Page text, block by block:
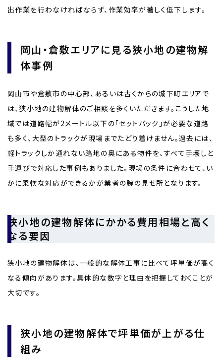
出作業を行わなければならず、作業効率が著しく低下します。
岡山・倉敷エリアに見る狭小地の建物解
体事例
岡山市や倉敷市の中心部、あるいは古くからの城下町エリアで
は、狭小地の建物解体のご相談を多くいただきます。こうした地
域では道路幅が2メートル以下の「セットバック」が必要な道路
も多く、大型のトラックが現場までたどり着けません。過去には、
軽トラックしか通れない路地の奥にある物件を、すべて手壊しと
手運びで対応した事例もありました。現場の条件に合わせて、い
かに柔軟な対応ができるかが業者の腕の見せ所となります。
狭小地の建物解体にかかる費用相場と高く
なる要因
狭小地の建物解体は、一般的な解体工事に比べて坪単価が高く
なる傾向があります。具体的な数字と理由を把握しておくことが
大切です。
狭小地の建物解体で坪単価が上がる仕
組み